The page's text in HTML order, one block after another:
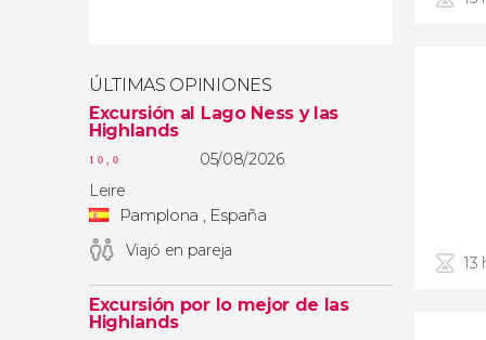
ÚLTIMAS OPINIONES
Excursión al Lago Ness y las
Highlands
10,0
05/08/2026
Leire
Pamplona , España
Viajó en pareja
Excursión por lo mejor de las
Highlands
13